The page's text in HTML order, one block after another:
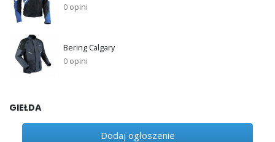
0 opini
Bering Calgary
0 opini
GIEŁDA
Dodaj ogłoszenie